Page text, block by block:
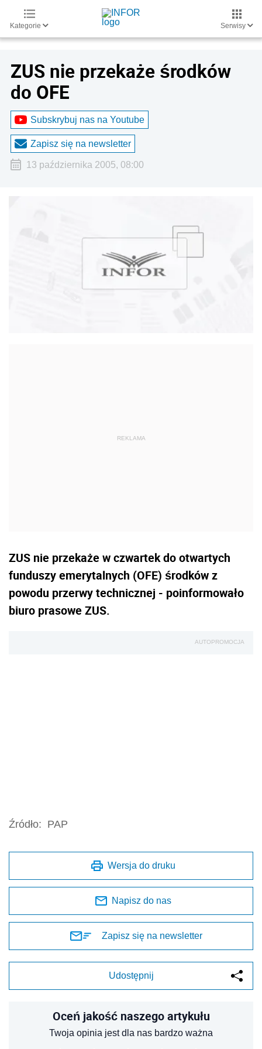
Kategorie Serwisy
ZUS nie przekaże środków
do OFE
Subskrybuj nas na Youtube
Zapisz się na newsletter
13 października 2005, 08:00
ZUS nie przekaże w czwartek do otwartych
funduszy emerytalnych (OFE) środków z
powodu przerwy technicznej - poinformowało
biuro prasowe ZUS.
AUTOPROMOCJA
Źródło: PAP
Wersja do druku
Napisz do nas
Zapisz się na newsletter
Udostępnij
Oceń jakość naszego artykułu
Twoja opinia jest dla nas bardzo ważna